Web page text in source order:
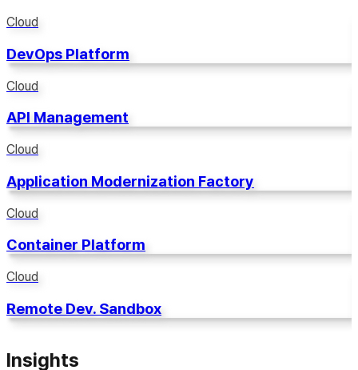
Cloud
DevOps Platform
Cloud
API Management
Cloud
Application Modernization Factory
Cloud
Container Platform
Cloud
Remote Dev. Sandbox
Insights